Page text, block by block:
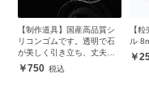
【制作道具】国産高品質シ
リコンゴムです。透明で石
が美しく引き立ち、丈夫で
安心750
【
ル